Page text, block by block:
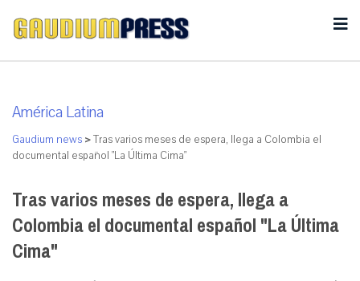
América Latina
Gaudium news >Tras varios meses de espera, llega a Colombia el
documental español "La Última Cima"
Tras varios meses de espera, llega a
Colombia el documental español "La Última
Cima"